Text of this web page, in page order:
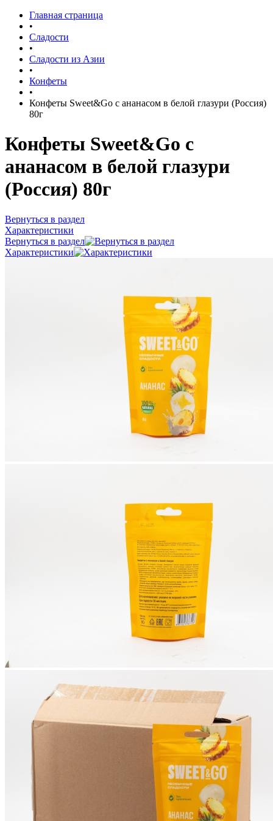
Главная страница
•
Сладости
•
Сладости из Азии
•
Конфеты
•
Конфеты Sweet&Go с ананасом в белой глазури (Россия)
80г
Конфеты Sweet&Go с
ананасом в белой глазури
(Россия) 80г
Вернуться в раздел
Характеристики
Вернуться в раздел
Характеристики